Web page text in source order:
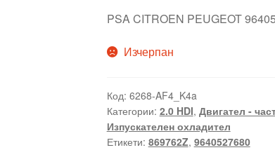
PSA CITROEN PEUGEOT
Изчерпан
Код: 6268-AF4_K4a
Категории: 2.0 HDI, Двигател -
Изпускателен охладител
Етикети: 869762Z, 9640527680